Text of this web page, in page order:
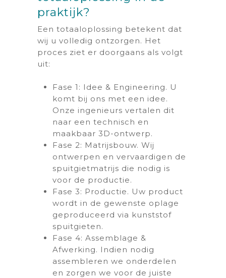
praktijk?
Een totaaloplossing betekent dat
wij u volledig ontzorgen. Het
proces ziet er doorgaans als volgt
uit:
Fase 1: Idee & Engineering. U
komt bij ons met een idee.
Onze ingenieurs vertalen dit
naar een technisch en
maakbaar 3D-ontwerp.
Fase 2: Matrijsbouw. Wij
ontwerpen en vervaardigen de
spuitgietmatrijs die nodig is
voor de productie.
Fase 3: Productie. Uw product
wordt in de gewenste oplage
geproduceerd via kunststof
spuitgieten.
Fase 4: Assemblage &
Afwerking. Indien nodig
assembleren we onderdelen
en zorgen we voor de juiste